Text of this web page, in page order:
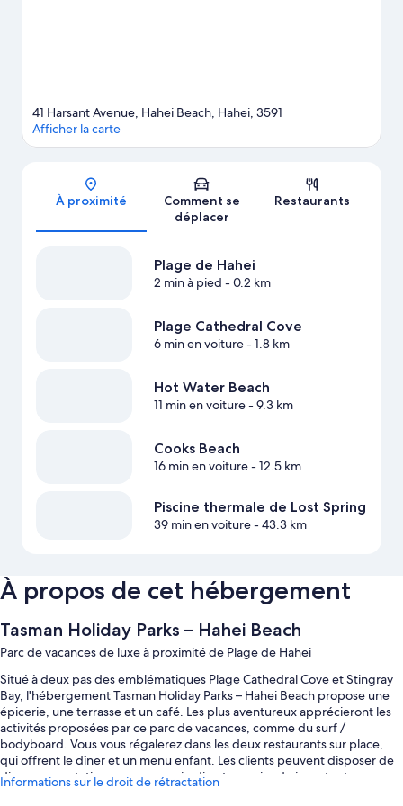
Carte
41 Harsant Avenue, Hahei Beach, Hahei, 3591
Afficher la carte
À proximité
Comment se
déplacer
Restaurants
Plage de Hahei
2 min à pied - 0.2 km
Plage Cathedral Cove
6 min en voiture- 1.8 km
Hot Water Beach
11 min en voiture- 9.3 km
Cooks Beach
16 min en voiture- 12.5 km
Piscine thermale de Lost Spring
39 min en voiture- 43.3 km
À propos de cet hébergement
Tasman Holiday Parks – Hahei Beach
Parc de vacances de luxe à proximité de Plage de Hahei
Situé à deux pas des emblématiques Plage Cathedral Cove et Stingray
Bay, l'hébergement Tasman Holiday Parks – Hahei Beach propose une
épicerie, une terrasse et un café. Les plus aventureux apprécieront les
activités proposées par ce parc de vacances, comme du surf /
bodyboard. Vous vous régalerez dans les deux restaurants sur place,
qui offrent le dîner et un menu enfant. Les clients peuvent disposer de
diverses prestations, comme un jardin et une aire de jeux, tout en
Informations sur le droit de rétractation